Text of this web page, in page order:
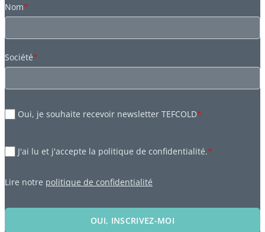
Nom*
Société*
Oui, je souhaite recevoir newsletter TEFCOLD*
J'ai lu et j'accepte la politique de confidentialité.*
Lire notre politique de confidentialité
OUI, INSCRIVEZ-MOI